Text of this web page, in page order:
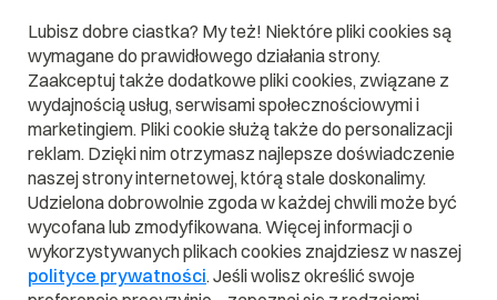
Czym jest GitHub?
Przeczytaj czym jestGitHub w naszym słowniku.
Pomoże Ci to lepiej zrozumieć, czym dokładnie jestGitHub
Lubisz dobre ciastka? My też! Niektóre pliki cookies są
wymagane do prawidłowego działania strony.
Zaakceptuj także dodatkowe pliki cookies, związane z
wydajnością usług, serwisami społecznościowymi i
marketingiem. Pliki cookie służą także do personalizacji
reklam. Dzięki nim otrzymasz najlepsze doświadczenie
naszej strony internetowej, którą stale doskonalimy.
Udzielona dobrowolnie zgoda w każdej chwili może być
wycofana lub zmodyfikowana. Więcej informacji o
wykorzystywanych plikach cookies znajdziesz w naszej
polityce prywatności. Jeśli wolisz określić swoje